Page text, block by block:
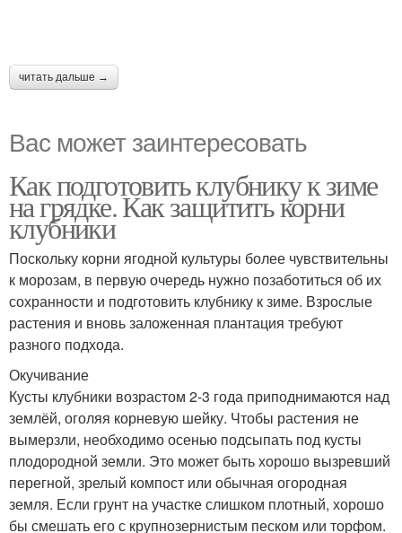
читать дальше →
Вас может заинтересовать
Как подготовить клубнику к зиме
на грядке. Как защитить корни
клубники
Поскольку корни ягодной культуры более чувствительны
к морозам, в первую очередь нужно позаботиться об их
сохранности и подготовить клубнику к зиме. Взрослые
растения и вновь заложенная плантация требуют
разного подхода.
Окучивание
Кусты клубники возрастом 2-3 года приподнимаются над
землёй, оголяя корневую шейку. Чтобы растения не
вымерзли, необходимо осенью подсыпать под кусты
плодородной земли. Это может быть хорошо вызревший
перегной, зрелый компост или обычная огородная
земля. Если грунт на участке слишком плотный, хорошо
бы смешать его с крупнозернистым песком или торфом.